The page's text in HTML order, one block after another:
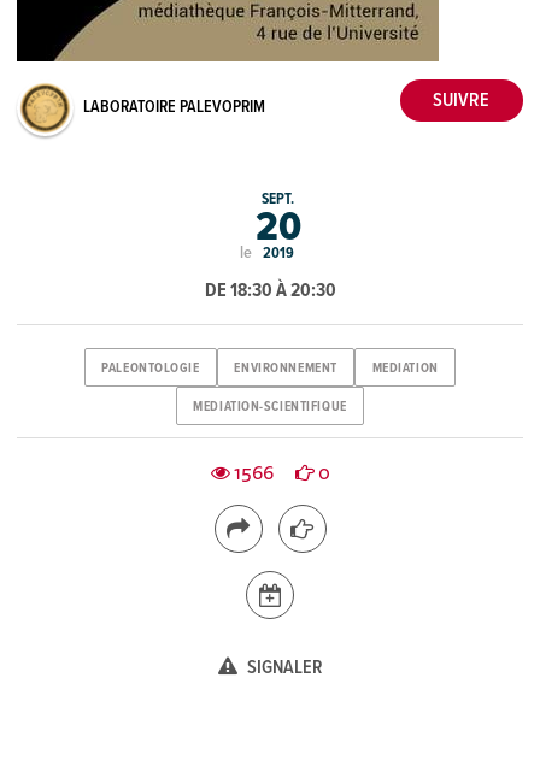
LABORATOIRE PALEVOPRIM
le
SEPT.
20
2019
DE 18:30 À 20:30
PALEONTOLOGIE ENVIRONNEMENT MEDIATION
MEDIATION-SCIENTIFIQUE
1566 0
SIGNALER